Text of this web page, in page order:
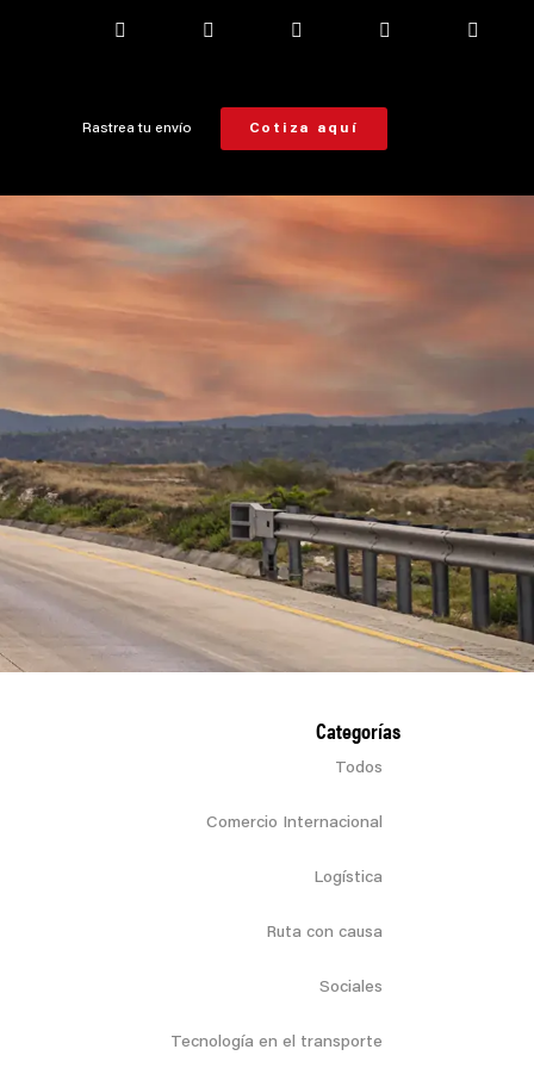
Rastrea tu envío Cotiza aquí
Categorías
Todos
Comercio Internacional
Logística
Ruta con causa
Sociales
Tecnología en el transporte